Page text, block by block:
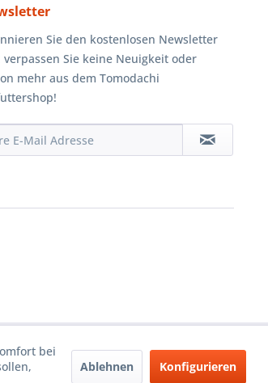
Sie den kostenlosen Newsletter
verpassen Sie keine Neuigkeit oder
mehr aus dem Tomodachi
bei
Ablehnen Konfigurieren